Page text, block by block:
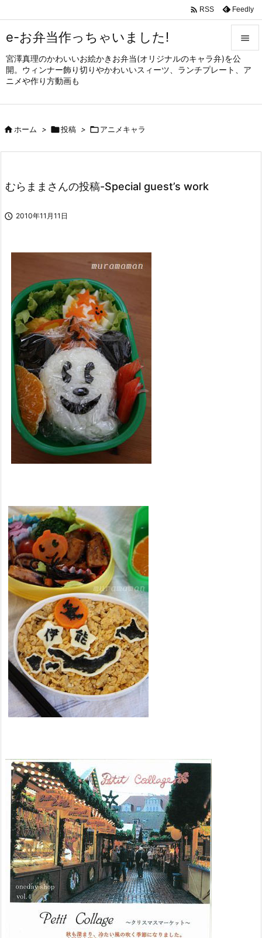
e-お弁当作っちゃいました!
宮澤真理のかわいいお絵かきお弁当(オリジナルのキャラ弁)を公
開。ウィンナー飾り切りやかわいいスィーツ、ランチプレート、ア
ニメや作り方動画も


メニュ
サイド

 RSS Feedly
ホーム > 投稿 > アニメキャラ
むらままさんの投稿-Special guest’s work
 2010年11月11日